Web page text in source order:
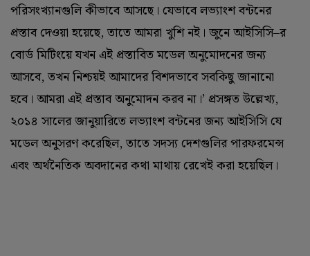
পরিসংখ্যানগুলি কীভাবে আসছে। যেভাবে লভ্যাংশ বন্টনের
প্রস্তাব দেওয়া হয়েছে, তাতে আমরা খুশি নই। জুনে আইসিসি–র
বোর্ড মিটিংয়ে যখন এই প্রস্তাবিত মডেল অনুমোদনের জন্য
আসবে, তখন নিশ্চয়ই আমাদের বিশদভাবে সবকিছু জানানো
হবে। আমরা এই প্রস্তাব অনুমোদন করব না।’ প্রসঙ্গত উল্লেখ্য,
২০১৪ সালের জানুয়ারিতে লভ্যাংশ বন্টনের জন্য আইসিসি যে
মডেল অনুসরণ করেছিল, তাতে সদস্য দেশগুলির পারফরমেন্স
এবং অর্থনৈতিক অবদানের কথা মাথায় রেখেই করা হয়েছিল। ‌